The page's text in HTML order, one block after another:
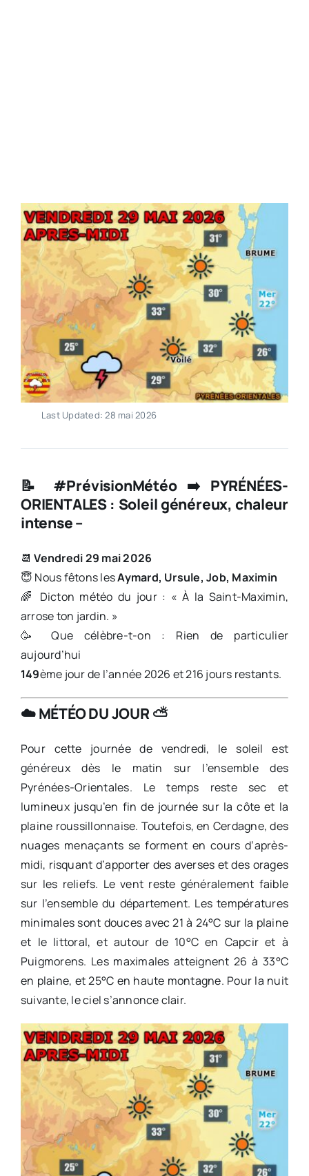
Last Updated: 28 mai 2026
📝 #PrévisionMétéo ➡️ PYRÉNÉES-
ORIENTALES : Soleil généreux, chaleur
intense –
📆Vendredi 29 mai 2026
😇 Nous fêtons lesAymard, Ursule, Job, Maximin
🌈 Dicton météo du jour : « À la Saint-Maximin,
arrose ton jardin. »
🥳 Que célèbre-t-on : Rien de particulier
aujourd’hui
149ème jour de l’année 2026 et 216 jours restants.
☁️MÉTÉO DU JOUR ⛅️
Pour cette journée de vendredi, le soleil est
généreux dès le matin sur l’ensemble des
Pyrénées-Orientales. Le temps reste sec et
lumineux jusqu’en fin de journée sur la côte et la
plaine roussillonnaise. Toutefois, en Cerdagne, des
nuages menaçants se forment en cours d’après-
midi, risquant d’apporter des averses et des orages
sur les reliefs. Le vent reste généralement faible
sur l’ensemble du département. Les températures
minimales sont douces avec 21 à 24°C sur la plaine
et le littoral, et autour de 10°C en Capcir et à
Puigmorens. Les maximales atteignent 26 à 33°C
en plaine, et 25°C en haute montagne. Pour la nuit
suivante, le ciel s’annonce clair.